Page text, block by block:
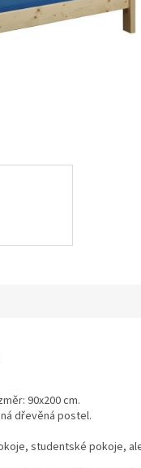
90x200 cm.
dřevěná postel.
studentské pokoje,